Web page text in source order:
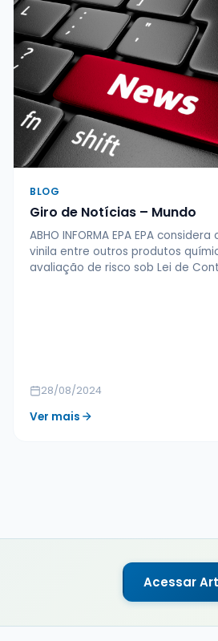
BLOG
Giro de Notícias – Mundo
ABHO INFORMA EPA EPA
vinila entre outros produtos
avaliação de risco sob Lei de
28/08/2024
Ver mais
Acessar